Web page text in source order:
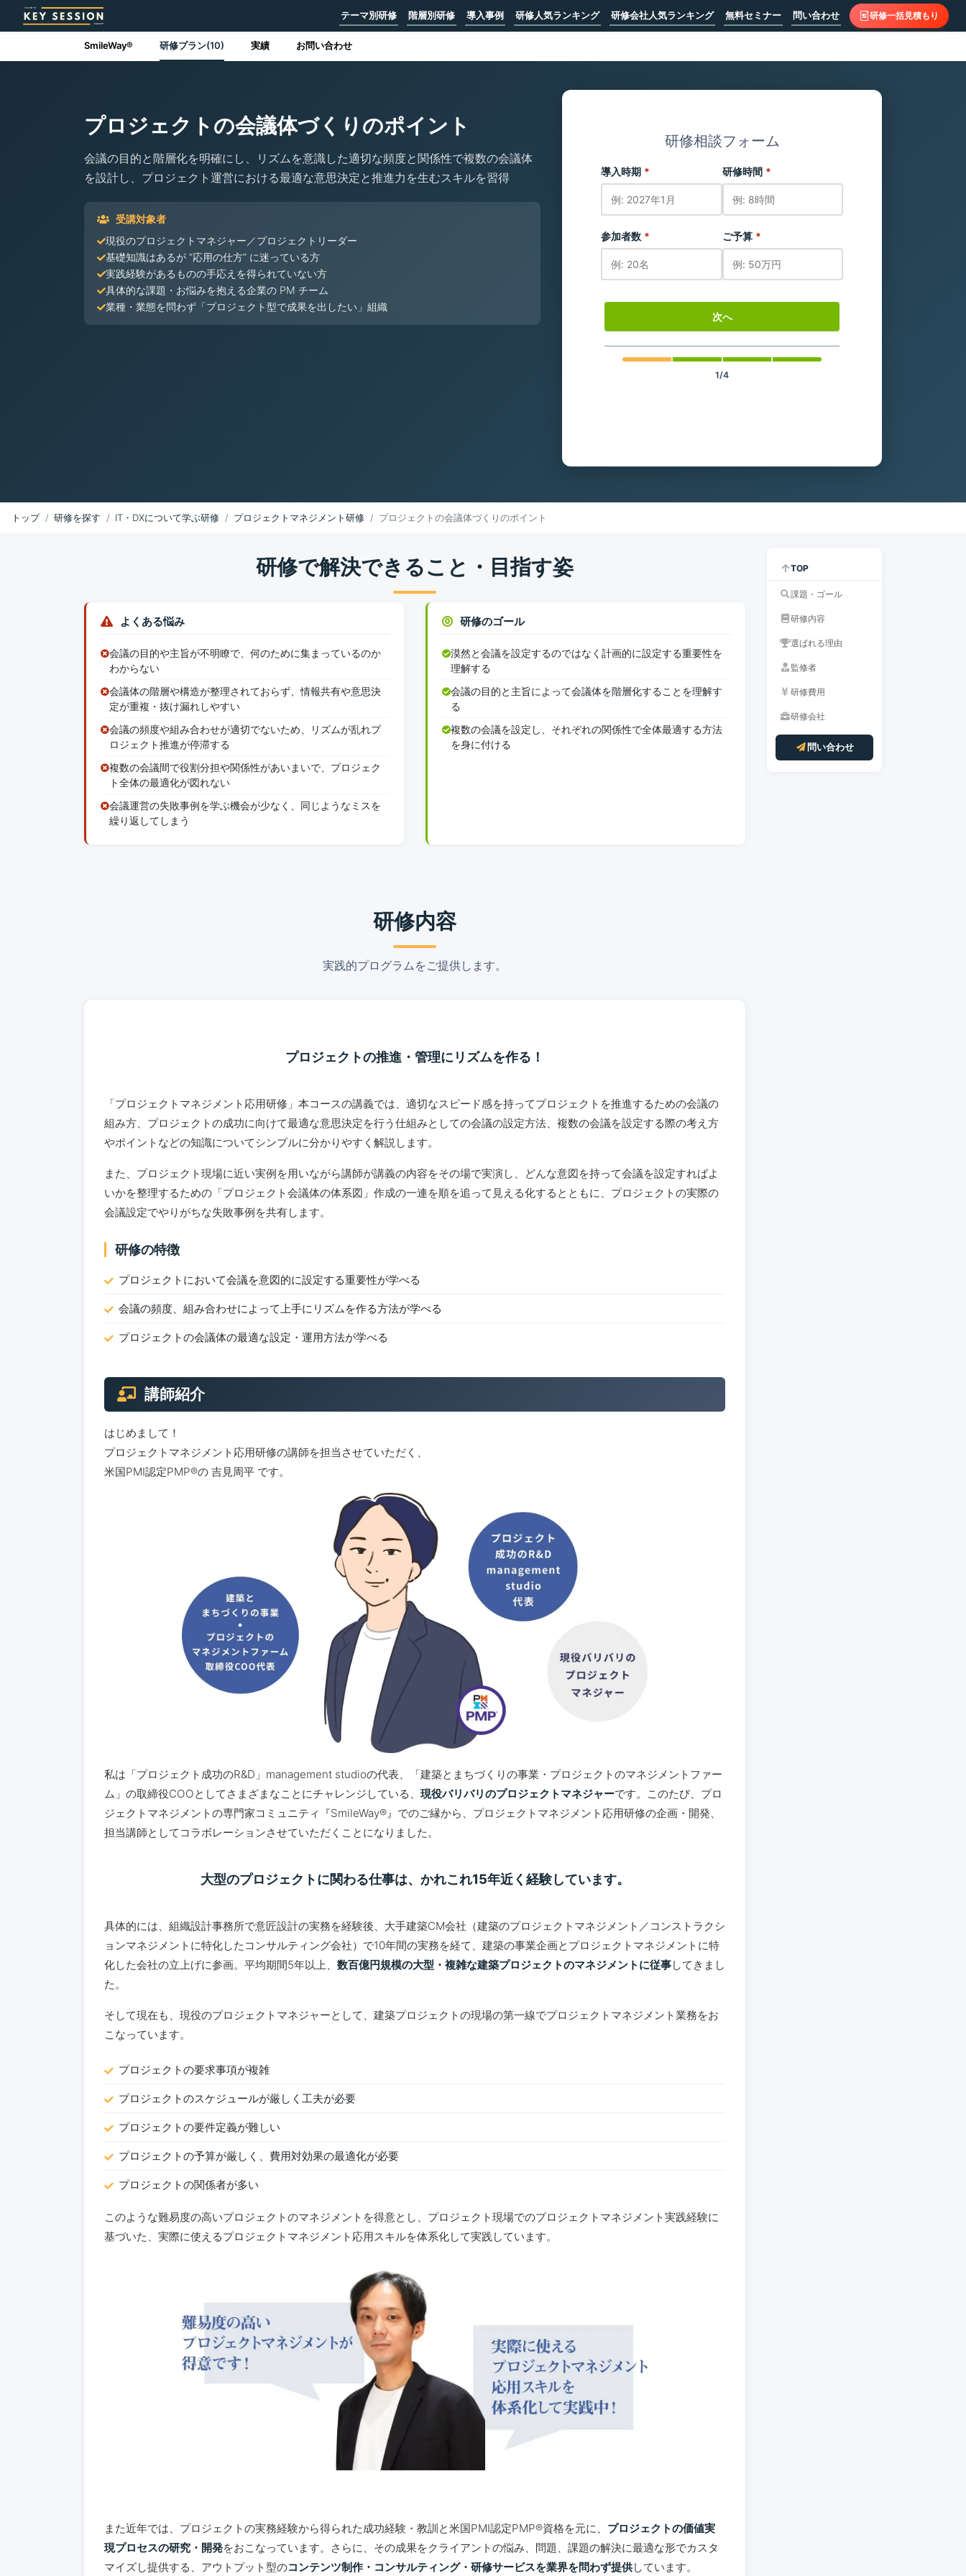
テーマ別研修 階層別研修 導入事例 研修人気ランキング 研修会社人気ランキング 無料セミナー 問い合わせ 研修一括見積もり
SmileWay® 研修プラン(10) 実績 お問い合わせ
プロジェクトの会議体づくりのポイント
会議の目的と階層化を明確にし、リズムを意識した適切な頻度と関係性で複数の会議体
を設計し、プロジェクト運営における最適な意思決定と推進力を生むスキルを習得
受講対象者
現役のプロジェクトマネジャー／プロジェクトリーダー
基礎知識はあるが “応用の仕方” に迷っている方
実践経験があるものの手応えを得られていない方
具体的な課題・お悩みを抱える企業の PM チーム
業種・業態を問わず「プロジェクト型で成果を出したい」組織
研修相談フォーム
導入時期 * 研修時間 *
参加者数 * ご予算 *
次へ
1/4
トップ 研修を探す IT・DXについて学ぶ研修 プロジェクトマネジメント研修 プロジェクトの会議体づくりのポイント
研修で解決できること・目指す姿
よくある悩み
会議の目的や主旨が不明瞭で、何のために集まっているのか
わからない
会議体の階層や構造が整理されておらず、情報共有や意思決
定が重複・抜け漏れしやすい
会議の頻度や組み合わせが適切でないため、リズムが乱れプ
ロジェクト推進が停滞する
複数の会議間で役割分担や関係性があいまいで、プロジェク
ト全体の最適化が図れない
会議運営の失敗事例を学ぶ機会が少なく、同じようなミスを
繰り返してしまう
研修のゴール
漠然と会議を設定するのではなく計画的に設定する重要性を
理解する
会議の目的と主旨によって会議体を階層化することを理解す
る
複数の会議を設定し、それぞれの関係性で全体最適する方法
を身に付ける
研修内容
実践的プログラムをご提供します。
プロジェクトの推進・管理にリズムを作る！
「プロジェクトマネジメント応用研修」本コースの講義では、適切なスピード感を持ってプロジェクトを推進するための会議の
組み方、プロジェクトの成功に向けて最適な意思決定を行う仕組みとしての会議の設定方法、複数の会議を設定する際の考え方
やポイントなどの知識についてシンプルに分かりやすく解説します。
また、プロジェクト現場に近い実例を用いながら講師が講義の内容をその場で実演し、どんな意図を持って会議を設定すればよ
いかを整理するための「プロジェクト会議体の体系図」作成の一連を順を追って見える化するとともに、プロジェクトの実際の
会議設定でやりがちな失敗事例を共有します。
研修の特徴
プロジェクトにおいて会議を意図的に設定する重要性が学べる
会議の頻度、組み合わせによって上手にリズムを作る方法が学べる
プロジェクトの会議体の最適な設定・運用方法が学べる
講師紹介
はじめまして！
プロジェクトマネジメント応用研修の講師を担当させていただく、
米国PMI認定PMP®の 吉見周平 です。
私は「プロジェクト成功のR&D」management studioの代表、「建築とまちづくりの事業・プロジェクトのマネジメントファー
ム」の取締役COOとしてさまざまなことにチャレンジしている、 現役バリバリのプロジェクトマネジャーです。このたび、プロ
ジェクトマネジメントの専門家コミュニティ『SmileWay®』でのご縁から、プロジェクトマネジメント応用研修の企画・開発、
担当講師としてコラボレーションさせていただくことになりました。
大型のプロジェクトに関わる仕事は、かれこれ15年近く経験しています。
具体的には、組織設計事務所で意匠設計の実務を経験後、大手建築CM会社（建築のプロジェクトマネジメント／コンストラクシ
ョンマネジメントに特化したコンサルティング会社）で10年間の実務を経て、建築の事業企画とプロジェクトマネジメントに特
化した会社の立上げに参画。平均期間5年以上、 数百億円規模の大型・複雑な建築プロジェクトのマネジメントに従事してきまし
た。
そして現在も、現役のプロジェクトマネジャーとして、建築プロジェクトの現場の第一線でプロジェクトマネジメント業務をお
こなっています。
プロジェクトの要求事項が複雑
プロジェクトのスケジュールが厳しく工夫が必要
プロジェクトの要件定義が難しい
プロジェクトの予算が厳しく、費用対効果の最適化が必要
プロジェクトの関係者が多い
このような難易度の高いプロジェクトのマネジメントを得意とし、プロジェクト現場でのプロジェクトマネジメント実践経験に
基づいた、実際に使えるプロジェクトマネジメント応用スキルを体系化して実践しています。
また近年では、プロジェクトの実務経験から得られた成功経験・教訓と米国PMI認定PMP®︎資格を元に、 プロジェクトの価値実
現プロセスの研究・開発をおこなっています。さらに、その成果をクライアントの悩み、問題、課題の解決に最適な形でカスタ
マイズし提供する、アウトプット型のコンテンツ制作・コンサルティング・研修サービスを業界を問わず提供しています。
TOP
課題・ゴール
研修内容
選ばれる理由
監修者
研修費用
研修会社
問い合わせ